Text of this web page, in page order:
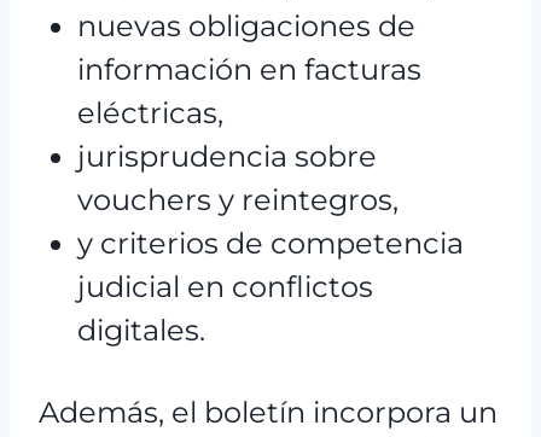
nuevas obligaciones de
información en facturas
eléctricas,
jurisprudencia sobre
vouchers y reintegros,
y criterios de competencia
judicial en conflictos
digitales.
Además, el boletín incorpora un